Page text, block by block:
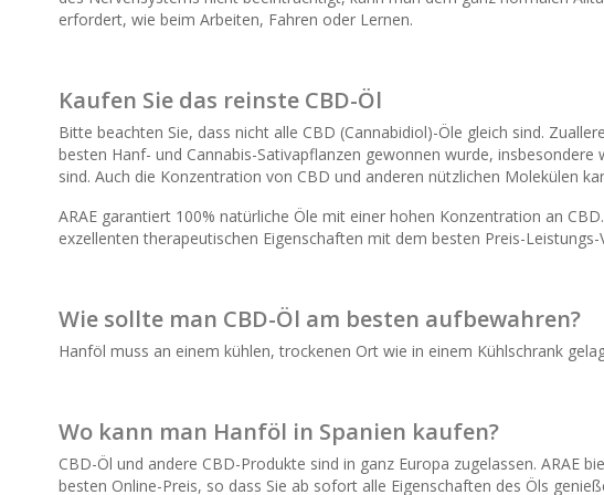
erfordert, wie beim Arbeiten, Fahren oder Lernen.
Kaufen Sie das reinste CBD-Öl
Bitte beachten Sie, dass nicht alle CBD (Cannabidiol)-Öle gleich sind.
besten Hanf- und Cannabis-Sativapflanzen gewonnen wurde,
sind. Auch die Konzentration von CBD und anderen nützlichen Molekülen
ARAE garantiert 100% natürliche Öle mit einer hohen Konzentration an
exzellenten therapeutischen Eigenschaften mit dem besten Preis-
Wie sollte man CBD-Öl am besten aufbewahren?
Hanföl muss an einem kühlen, trockenen Ort wie in einem Kühlschrank
Wo kann man Hanföl in Spanien kaufen?
CBD-Öl und andere CBD-Produkte sind in ganz Europa zugelassen. ARAE
besten Online-Preis, so dass Sie ab sofort alle Eigenschaften des Öls